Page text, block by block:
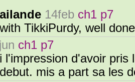
14feb ch1 p7
TikkiPurdy, well
ch1 p7
l'impression d'avoir
mis a part sa les